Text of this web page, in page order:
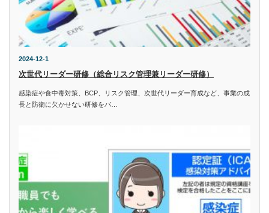
2024-12-1
次世代リーダー研修（総合リスク管理兼リーダー研修）
感染症や食中毒対策、BCP、リスク管理、次世代リーダー育成など、事業の成
長と防衛に欠かせない研修をパ…